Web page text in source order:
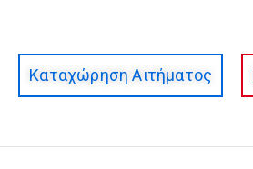
Καταχώρηση Αιτήματος